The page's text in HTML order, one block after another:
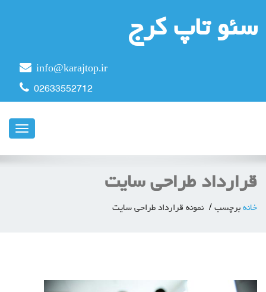
سئو تاپ کرج
info@karajtop.ir
02633552712
ناوبری
قرارداد طراحی سایت
خانه برچسب نمونه قرارداد طراحی سایت